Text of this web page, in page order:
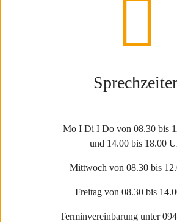
Mo I Di I Do von 08.30 bis
und 14.00 bis 18.00
Mittwoch von 08.30 bis
Freitag von 08.30 bis
Terminvereinbarung unter